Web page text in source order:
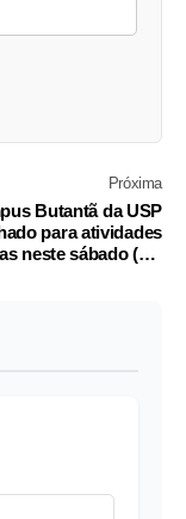
Próxima
Butantã da USP
para atividades
neste sábado (15)